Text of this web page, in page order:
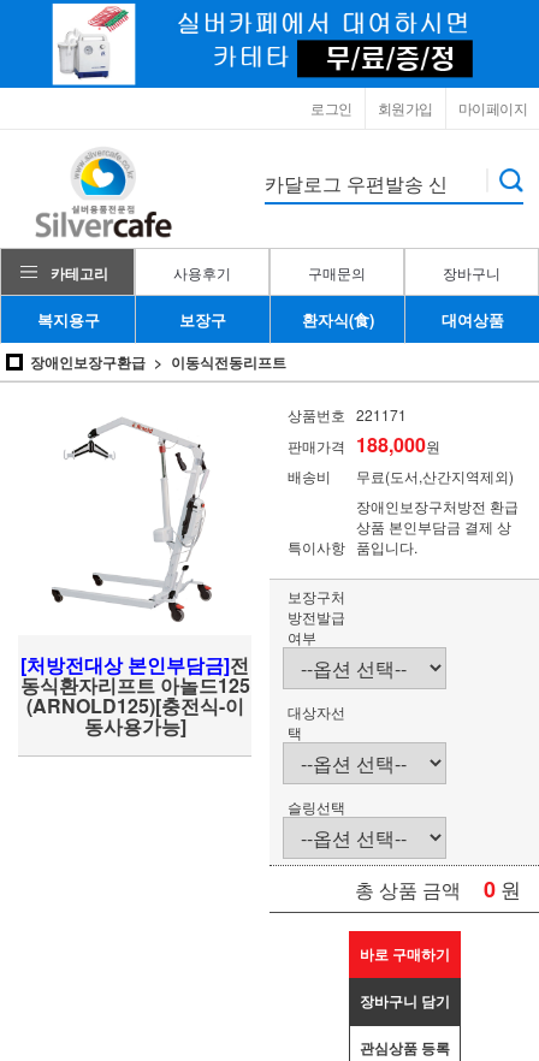
마이페이지
회원가입
로그인
카테고리 사용후기 구매문의 장바구니
복지용구 보장구 환자식(食) 대여상품
장애인보장구환급 이동식전동리프트
[처방전대상 본인부담금]전
동식환자리프트 아놀드125
(ARNOLD125)[충전식-이
동사용가능]
상품번호 221171
판매가격
188,000원
배송비
무료(도서,산간지역제외)
특이사항
장애인보장구처방전 환급
상품 본인부담금 결제 상
품입니다.
보장구처
방전발급
여부
대상자선
택
슬링선택
총 상품 금액 0 원
바로 구매하기
장바구니 담기
관심상품 등록